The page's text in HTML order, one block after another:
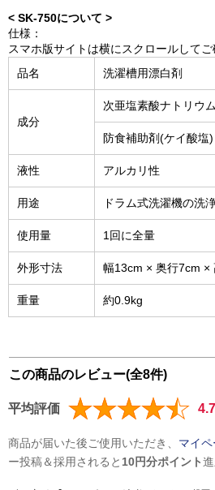
< SK-750について >
仕様：
スマホ版サイトは横にスクロールしてご
品名
洗濯槽用漂白剤
成分
次亜塩素酸ナトリウ
防食補助剤(ケイ酸塩)
液性 アルカリ性
用途 ドラム式洗濯機の洗
使用量 1回に全量
外形寸法 幅13cm × 奥行7cm ×
重量 約0.9kg
この商品のレビュー(全8件)
平均評価
商品が届いた後ご使用いただき、 マイペ
ー投稿＆採用されると 10円分ポイント